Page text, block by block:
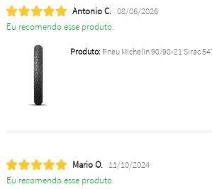
Antonio C. 08/06/2026
Eu recomendo esse produto.
Produto:Pneu Michelin 90/90-21 Sirac
Mario O. 11/10/2024
Eu recomendo esse produto.